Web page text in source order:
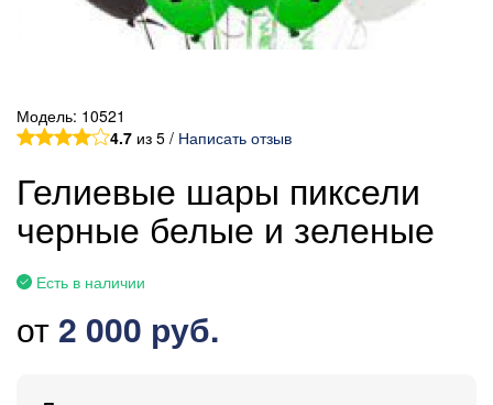
Модель: 10521
4.7 из 5 / Написать отзыв
Гелиевые шары пиксели
черные белые и зеленые
Есть в наличии
от 2 000 руб.